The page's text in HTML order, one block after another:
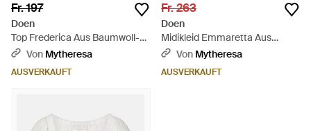
Fr. 197
Doen
Top Frederica Aus Baumwoll-
Voile - Weiß
Von Mytheresa
AUSVERKAUFT
Fr. 263
Doen
Midikleid Emmaretta Aus
Baumwolle - Weiß
Von Mytheresa
AUSVERKAUFT